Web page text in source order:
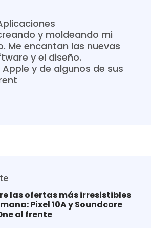
y moldeando mi
Me encantan las nuevas
y el diseño.
y de algunos de sus
las ofertas más irresistibles
Pixel 10A y Soundcore
al frente